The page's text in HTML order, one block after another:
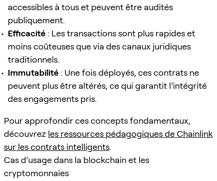
accessibles à tous et peuvent être audités
publiquement.
Efficacité : Les transactions sont plus rapides et
moins coûteuses que via des canaux juridiques
traditionnels.
Immutabilité : Une fois déployés, ces contrats ne
peuvent plus être altérés, ce qui garantit l’intégrité
des engagements pris.
Pour approfondir ces concepts fondamentaux,
découvrez les ressources pédagogiques de Chainlink
sur les contrats intelligents.
Cas d’usage dans la blockchain et les
cryptomonnaies